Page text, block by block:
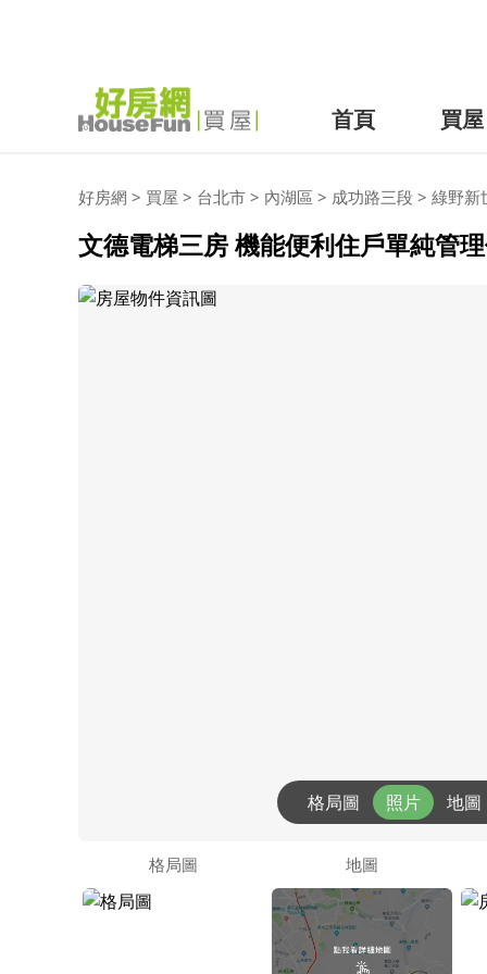
首頁 買屋
好房網 > 買屋 > 台北市 > 內湖區 > 成功路三段 > 綠野新
文德電梯三房 機能便利住戶單純管
格局圖 照片 地圖
格局圖 地圖